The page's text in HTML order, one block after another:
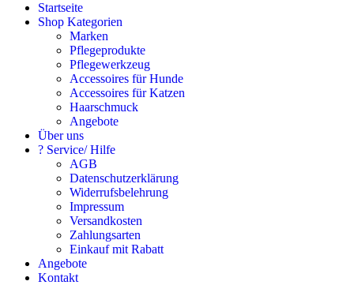
Startseite
Shop Kategorien
Marken
Pflegeprodukte
Pflegewerkzeug
Accessoires für Hunde
Accessoires für Katzen
Haarschmuck
Angebote
Über uns
? Service/ Hilfe
AGB
Datenschutzerklärung
Widerrufsbelehrung
Impressum
Versandkosten
Zahlungsarten
Einkauf mit Rabatt
Angebote
Kontakt